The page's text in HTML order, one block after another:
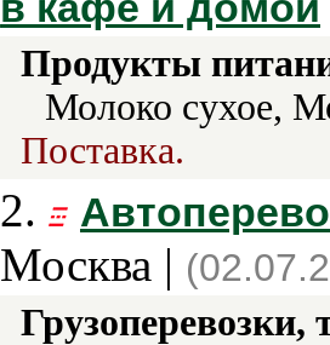
Продукты
Молоко сухое,
Поставка.
2.
Москва |